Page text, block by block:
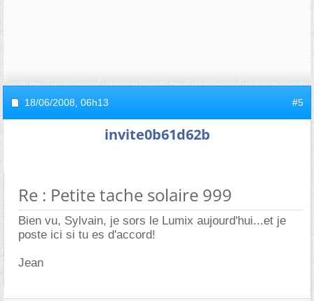
18/06/2008, 06h13 #5
invite0b61d62b
Re : Petite tache solaire 999
Bien vu, Sylvain, je sors le Lumix aujourd'hui...et je
poste ici si tu es d'accord!
Jean